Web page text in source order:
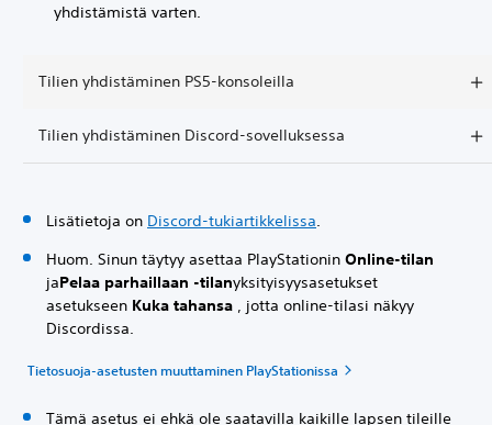
yhdistämistä varten.
Tilien yhdistäminen PS5-konsoleilla
Tilien yhdistäminen Discord-sovelluksessa
Lisätietoja on Discord-tukiartikkelissa.
Huom. Sinun täytyy asettaa PlayStationin Online-tilan
jaPelaa parhaillaan -tilanyksityisyysasetukset
asetukseen Kuka tahansa , jotta online-tilasi näkyy
Discordissa.
Tietosuoja-asetusten muuttaminen PlayStationissa
Tämä asetus ei ehkä ole saatavilla kaikille lapsen tileille